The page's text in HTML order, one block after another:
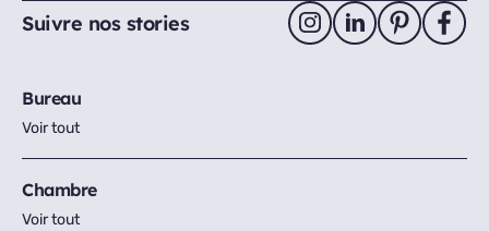
Suivre nos stories
Bureau
Voir tout
Chambre
Voir tout